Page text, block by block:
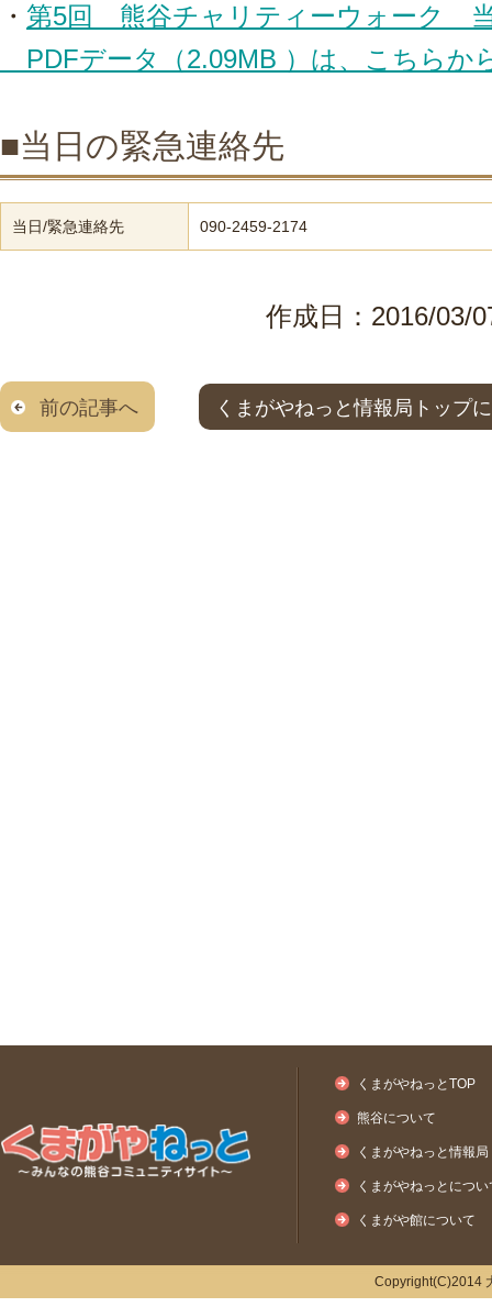
・ 第5回 熊谷チャリティーウォーク
PDFデータ（2.09MB ）は、こちらか
■当日の緊急連絡先
当日/緊急連絡先 090-2459-2174
作成日：2016/
くまがやねっと情報局トップ
前の記事へ
くまがやねっとTOP
熊谷について
くまがやねっと情報局
くまがやねっとについ
くまがや館について
Copyright(C)2014